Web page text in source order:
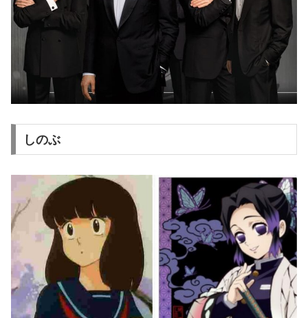
しのぶ